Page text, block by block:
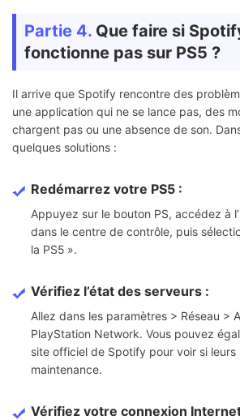
Partie 4. Que faire si
fonctionne pas sur PS5 ?
Il arrive que Spotify rencontre des
une application qui ne se lance pas, des
chargent pas ou une absence de son.
quelques solutions :
Redémarrez votre PS5 :
Appuyez sur le bouton PS, accédez à
dans le centre de contrôle, puis
la PS5 ».
Vérifiez l’état des serveurs :
Allez dans les paramètres > Réseau >
PlayStation Network. Vous pouvez
site officiel de Spotify pour voir si leurs
maintenance.
Vérifiez votre connexion